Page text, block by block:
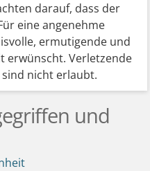
darauf, dass der
eine angenehme
ermutigende und
erwünscht. Verletzende
nicht erlaubt.
und